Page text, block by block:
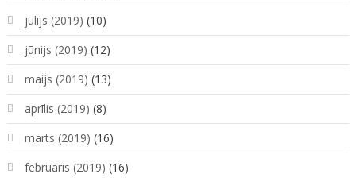
jūlijs (2019) (10)
jūnijs (2019) (12)
maijs (2019) (13)
aprīlis (2019) (8)
marts (2019) (16)
februāris (2019) (16)